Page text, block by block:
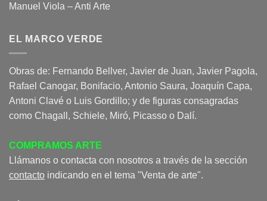
Manuel Viola – Anti Arte
EL MARCO VERDE
Obras de: Fernando Bellver, Javier de Juan, Javier Pagola,
Rafael Canogar, Bonifacio, Antonio Saura, Joaquín Capa,
Antoni Clavé o Luis Gordillo; y de figuras consagradas
como Chagall, Schiele, Miró, Picasso o Dalí.
COMPRAMOS ARTE
Llámanos o contacta con nosotros a través de la sección
contacto indicando en el tema "Venta de arte".